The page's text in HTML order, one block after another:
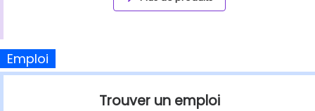
Emploi
Trouver un emploi